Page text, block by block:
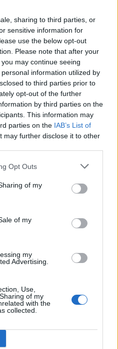
sharing to third parties, or
sensitive information for
use the below opt-out
Please note that after your
may continue seeing
information utilized by
to third parties prior to
opt-out of the further
by third parties on the
This information may
parties on the IAB’s List of
may further disclose it to other
Opt Outs
of my
of my
my
Advertising.
Use,
of my
with the
collected.
że odepchnie
Zamknęła oczy
energię na niego.
działo, ale wreszcie
dalej napierała, aż
dziewczyna nie
z jego rąk
profesora
dzieła robot
wraz z zapiskami.
stracili bezcenne
plan przejęcia władzy